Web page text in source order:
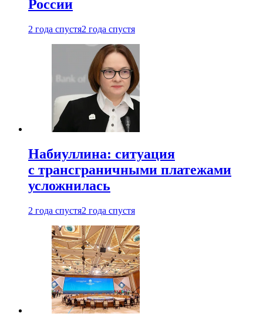
России
2 года спустя2 года спустя
Набиуллина: ситуация
с трансграничными платежами
усложнилась
2 года спустя2 года спустя